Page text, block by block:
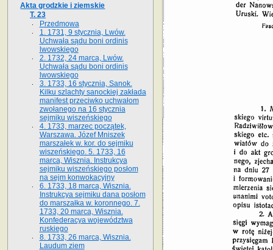
Akta grodzkie i ziemskie
T. 23
Przedmowa
1. 1731, 9 stycznia, Lwów.
Uchwała sądu boni ordinis
lwowskiego
2. 1732, 24 marca, Lwów.
Uchwała sądu boni ordinis
lwowskiego
3. 1733, 16 stycznia, Sanok.
Kilku szlachty sanockiej zakłada
manifest przeciwko uchwałom
zwołanego na 16 stycz­nia
sejmiku wiszeńskiego
4. 1733, marzec początek,
Warszawa. Józef Mniszek
marszałek w. kor. do sejmiku
wiszeńskiego. 5. 1733, 16
marca, Wisznia. Instrukcya
sejmiku wiszeńskiego posłom
na sejm konwokacyjny
6. 1733, 18 marca, Wisznia.
Instrukcya sejmiku dana posłom
do marszałka w. koronnego. 7.
1733, 20 marca, Wisznia.
Konfederacya województwa
ruskiego
8. 1733, 26 marca, Wisznia.
Laudum ziem